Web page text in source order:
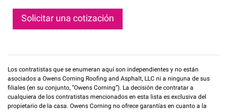
Solicitar una cotización
Los contratistas que se enumeran aquí son independientes y no están
asociados a Owens Corning Roofing and Asphalt, LLC ni a ninguna de sus
filiales (en su conjunto, “Owens Corning”). La decisión de contratar a
cualquiera de los contratistas mencionados en esta lista es exclusiva del
propietario de la casa. Owens Corning no ofrece garantías en cuanto a la